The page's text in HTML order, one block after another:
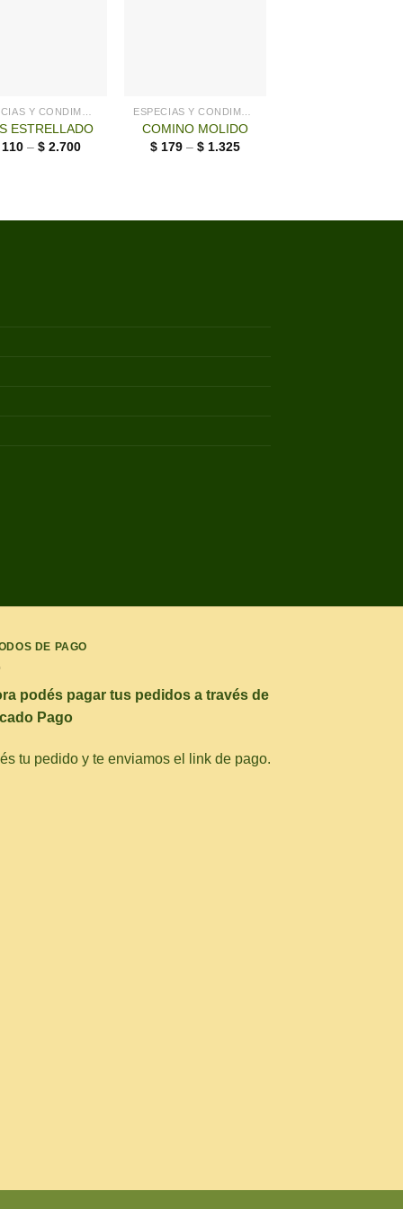
ESTRELLADO
110– $ 2.700
COMINO MOLIDO
$ 179 –$ 1.325
DE PAGO
podés pagar tus pedidos a través de
Pago
tu pedido y te enviamos el link de pago.